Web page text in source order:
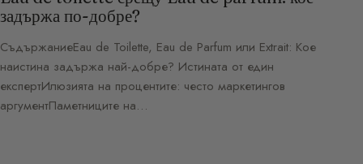
задържа по-добре?
СъдържаниеEau de Toilette, Eau de Parfum или Extrait: Кое
наистина задържа най-добре? Истината от един
експертИлюзията на процентите: често маркетингов
аргументПаметниците на…